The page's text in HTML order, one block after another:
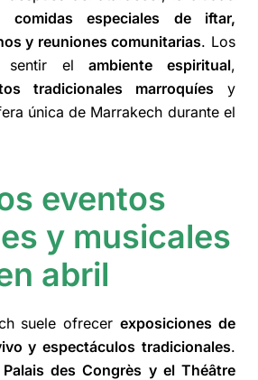
comidas especiales de iftar,
y reuniones comunitarias. Los
sentir elambiente espiritual,
tradicionales marroquíes y
única de Marrakech durante el
eventos
y musicales
abril
suele ofrecerexposiciones de
y espectáculos tradicionales.
Palais des Congrès y el Théâtre